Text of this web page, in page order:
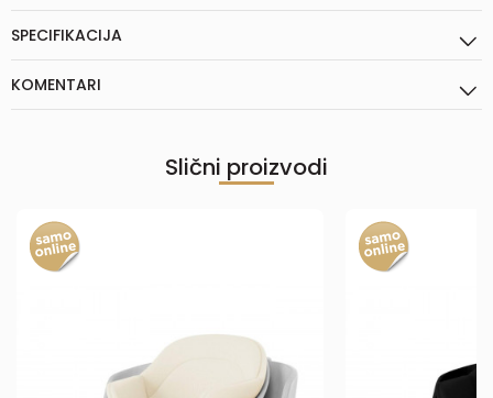
SPECIFIKACIJA
KOMENTARI
Slični proizvodi